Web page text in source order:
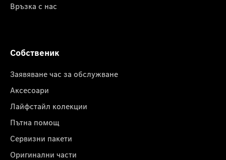
Връзка с нас
Собственик
Заявяване час за обслужване
Аксесоари
Лайфстайл колекции
Пътна помощ
Сервизни пакети
Оригинални части